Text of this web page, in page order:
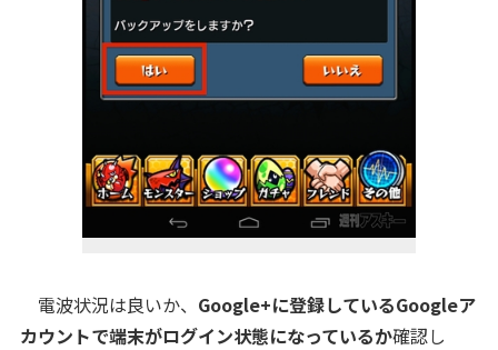
電波状況は良いか、 Google+に登録しているGoogleア
カウントで端末がログイン状態になっているか確認し